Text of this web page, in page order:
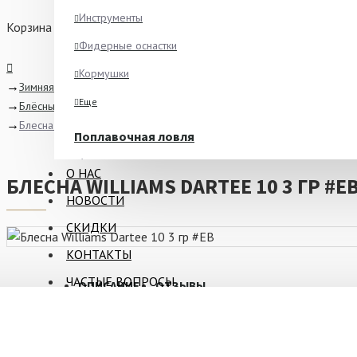
Корзина
Инструменты
Фидерные оснастки
Кормушки
Еще
Поплавочная ловля
Ароматизаторы
Питание
Крючки
Еще
О НАС
НОВОСТИ
СКИДКИ
КОНТАКТЫ
ЧАСТЫЕ ВОПРОСЫ
Зимняя рыбалка
Блёсны
Блесна Williams Dartee 10 3 гр #EB
БЛЕСНА WILLIAMS DARTEE 10 3 ГР
ОПИСАНИЕ ОТЗЫВЫ